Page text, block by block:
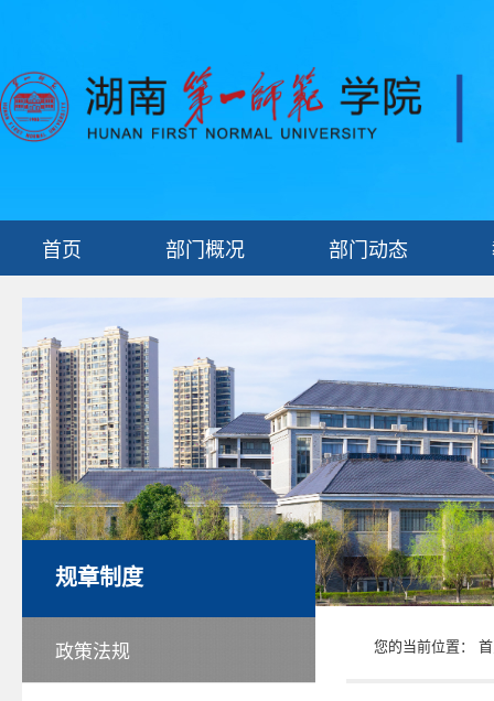
首页 部门概况 部门动态
规章制度
政策法规 您的当前位置：